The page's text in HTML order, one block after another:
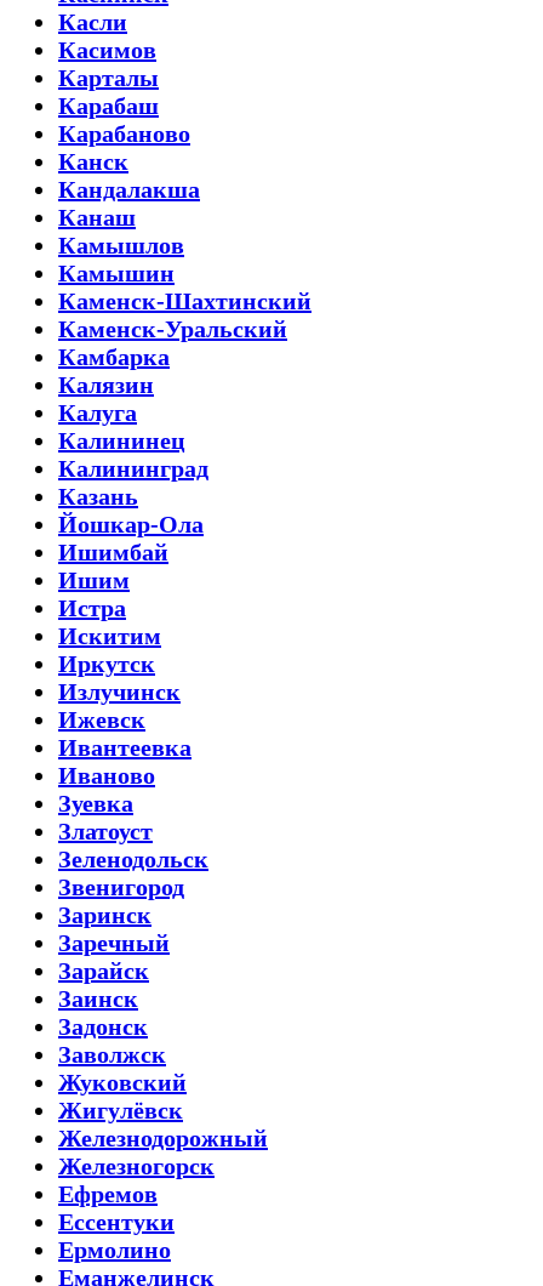
Касли
Касимов
Карталы
Карабаш
Карабаново
Канск
Кандалакша
Канаш
Камышлов
Камышин
Каменск-Шахтинский
Каменск-Уральский
Камбарка
Калязин
Калуга
Калининец
Калининград
Казань
Йошкар-Ола
Ишимбай
Ишим
Истра
Искитим
Иркутск
Излучинск
Ижевск
Ивантеевка
Иваново
Зуевка
Златоуст
Зеленодольск
Звенигород
Заринск
Заречный
Зарайск
Заинск
Задонск
Заволжск
Жуковский
Жигулёвск
Железнодорожный
Железногорск
Ефремов
Ессентуки
Ермолино
Еманжелинск